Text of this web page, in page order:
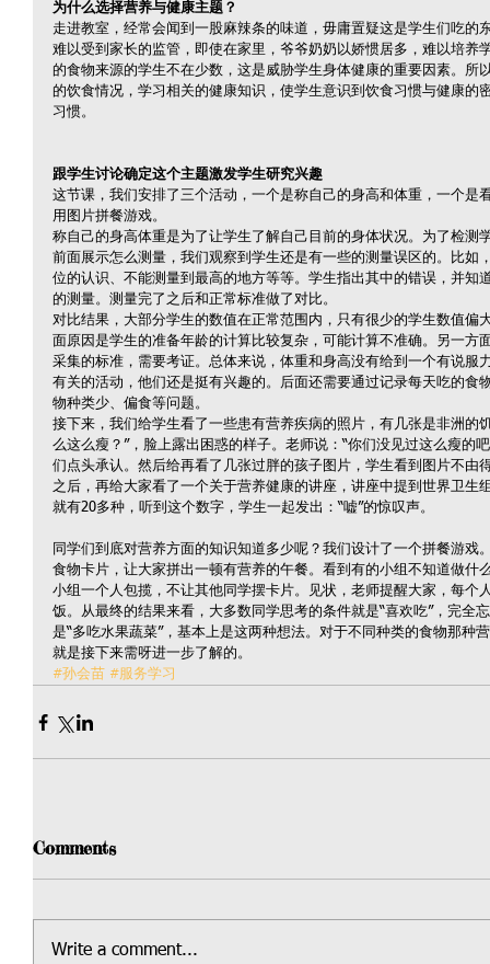
为什么选择营养与健康主题？
走进教室，经常会闻到一股麻辣条的味道，毋庸置疑这是学生们吃的
难以受到家长的监管，即使在家里，爷爷奶奶以娇惯居多，难以培养
的食物来源的学生不在少数，这是威胁学生身体健康的重要因素。所
的饮食情况，学习相关的健康知识，使学生意识到饮食习惯与健康的
习惯。
跟学生讨论确定这个主题激发学生研究兴趣
这节课，我们安排了三个活动，一个是称自己的身高和体重，一个是
用图片拼餐游戏。
称自己的身高体重是为了让学生了解自己目前的身体状况。为了检测
前面展示怎么测量，我们观察到学生还是有一些的测量误区的。比如
位的认识、不能测量到最高的地方等等。学生指出其中的错误，并知
的测量。测量完了之后和正常标准做了对比。
对比结果，大部分学生的数值在正常范围内，只有很少的学生数值偏
面原因是学生的准备年龄的计算比较复杂，可能计算不准确。另一方
采集的标准，需要考证。总体来说，体重和身高没有给到一个有说服
有关的活动，他们还是挺有兴趣的。后面还需要通过记录每天吃的食
物种类少、偏食等问题。
接下来，我们给学生看了一些患有营养疾病的照片，有几张是非洲的
么这么瘦？”，脸上露出困惑的样子。老师说：“你们没见过这么瘦的
们点头承认。然后给再看了几张过胖的孩子图片，学生看到图片不由
之后，再给大家看了一个关于营养健康的讲座，讲座中提到世界卫生
就有20多种，听到这个数字，学生一起发出：“嘘”的惊叹声。
同学们到底对营养方面的知识知道多少呢？我们设计了一个拼餐游戏
食物卡片，让大家拼出一顿有营养的午餐。看到有的小组不知道做什
小组一个人包揽，不让其他同学摆卡片。见状，老师提醒大家，每个
饭。从最终的结果来看，大多数同学思考的条件就是“喜欢吃”，完全
是“多吃水果蔬菜”，基本上是这两种想法。对于不同种类的食物那种
就是接下来需呀进一步了解的。
#孙会苗 #服务学习
Comments
Write a comment...